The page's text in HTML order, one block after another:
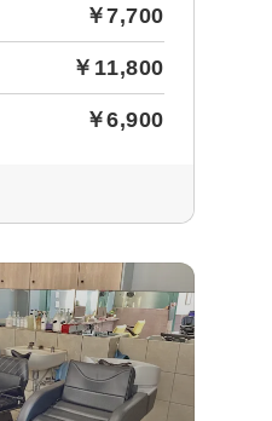
￥7,700
￥11,800
￥6,900